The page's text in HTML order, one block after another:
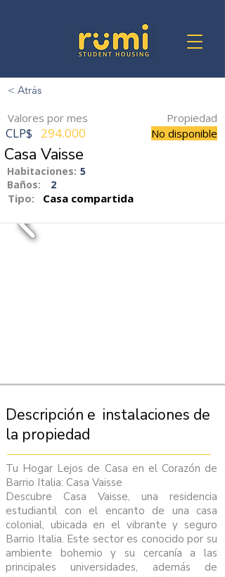
< Atrás
Valores por mes
CLP$ 294.000
Propiedad
No disponible
Casa Vaisse
Habitaciones: 5
Baños:
2
Tipo: Casa compartida
Descripción e instalaciones de
la propiedad
Tu Hogar Lejos de Casa en el Corazón de
Barrio Italia: Casa Vaisse
Descubre Casa Vaisse, una residencia
estudiantil con el encanto de una casa
colonial, ubicada en el vibrante y seguro
Barrio Italia. Este sector es conocido por su
ambiente bohemio y su cercanía a las
principales universidades, además de